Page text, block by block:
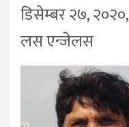
डिसेम्बर २७, २०२०,
लस एन्जेलस